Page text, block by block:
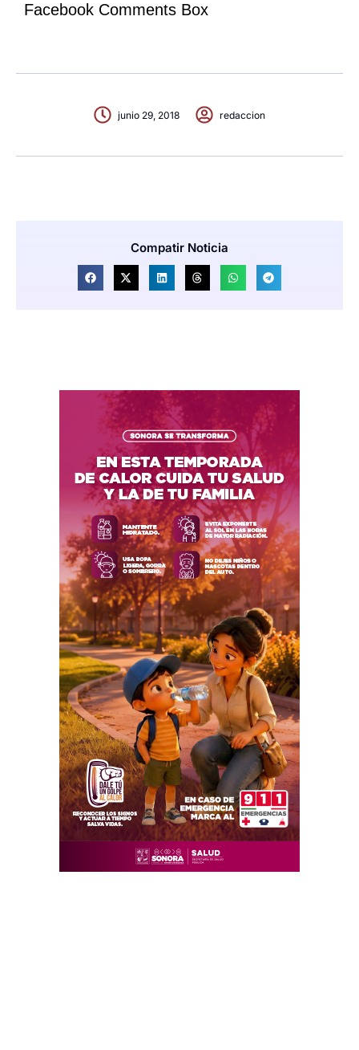
Facebook Comments Box
junio 29, 2018 redaccion
Compatir Noticia